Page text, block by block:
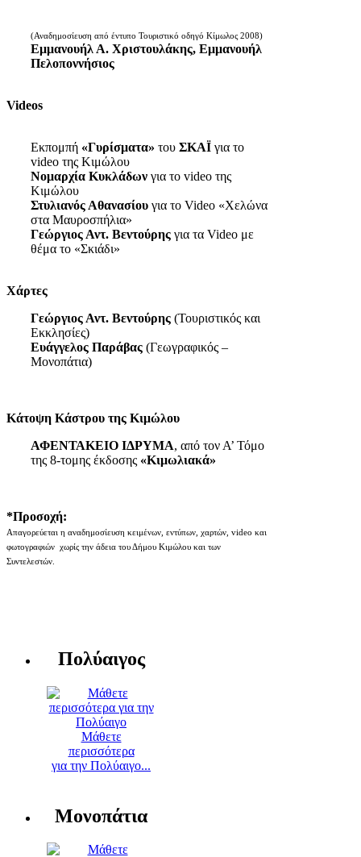
(Αναδημοσίευση από έντυπο Τουριστικό οδηγό Κίμωλος 2008)
Εμμανουήλ Α. Χριστουλάκης, Εμμανουήλ
Πελοποννήσιος
Videos
Εκπομπή «Γυρίσματα» του ΣΚΑΪ για το
video της Κιμώλου
Νομαρχία Κυκλάδων για το video της
Κιμώλου
Στυλιανός Αθανασίου για το Video «Χελώνα
στα Μαυροσπήλια»
Γεώργιος Αντ. Βεντούρης για τα Video με
θέμα το «Σκιάδι»
Χάρτες
Γεώργιος Αντ. Βεντούρης (Τουριστικός και
Εκκλησίες)
Ευάγγελος Παράβας (Γεωγραφικός –
Μονοπάτια)
Κάτοψη Κάστρου της Κιμώλου
ΑΦΕΝΤΑΚΕΙΟ ΙΔΡΥΜΑ, από τον Α’ Τόμο
της 8-τομης έκδοσης «Κιμωλιακά»
*Προσοχή:
Απαγορεύεται η αναδημοσίευση κειμένων, εντύπων, χαρτών, video και
φωτογραφιών χωρίς την άδεια του Δήμου Κιμώλου και των
Συντελεστών.
Πολύαιγος
Μάθετε
περισσότερα
για την Πολύαιγο...
Μονοπάτια